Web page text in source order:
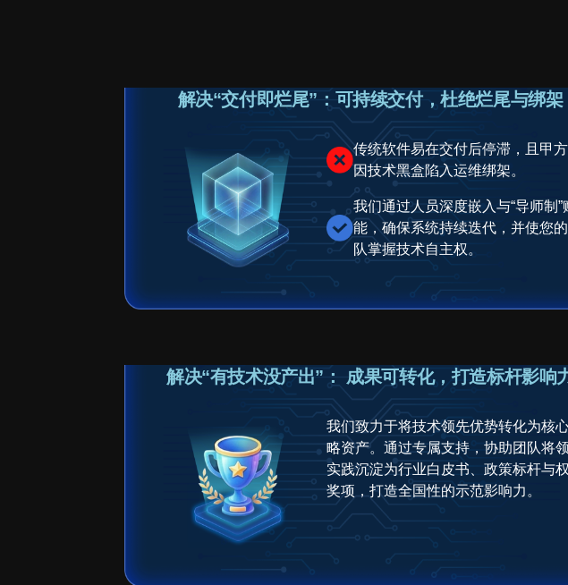
解决“交付即烂尾”：可持续交付，杜绝烂尾与绑架
传统软件易在交付后停滞，且甲
因技术黑盒陷入运维绑架。
我们通过人员深度嵌入与“导师制”
能，确保系统持续迭代，并使您
队掌握技术自主权。
解决“有技术没产出”： 成果可转化，打造标杆影响
我们致力于将技术领先优势转化为核
略资产。通过专属支持，协助团队将
实践沉淀为行业白皮书、政策标杆与
奖项，打造全国性的示范影响力。